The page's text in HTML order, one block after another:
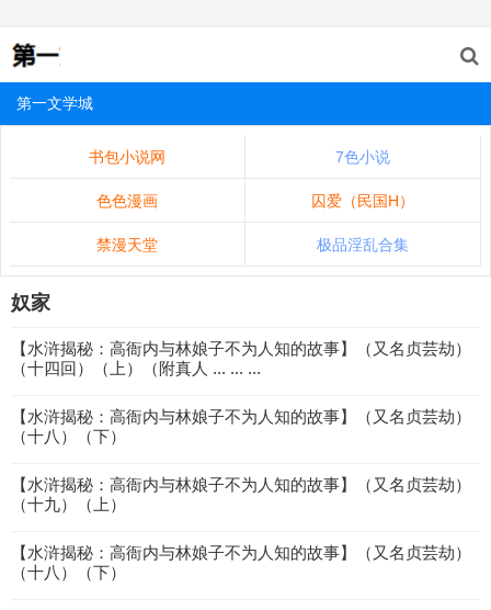
第一文学城
书包小说网 7色小说
色色漫画 囚爱（民国H）
禁漫天堂 极品淫乱合集
奴家
【水浒揭秘：高衙内与林娘子不为人知的故事】（又名贞芸劫）
（十四回）（上）（附真人 ... ... ...
【水浒揭秘：高衙内与林娘子不为人知的故事】（又名贞芸劫）
（十八）（下）
【水浒揭秘：高衙内与林娘子不为人知的故事】（又名贞芸劫）
（十九）（上）
【水浒揭秘：高衙内与林娘子不为人知的故事】（又名贞芸劫）
（十八）（下）